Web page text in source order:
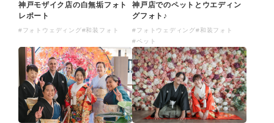
神戸モザイク店の白無垢フォト
レポート
#フォトウェディング#和装フォト
神戸店でのペットとウエディン
グフォト♪
#フォトウェディング#和装フォト
#ペット